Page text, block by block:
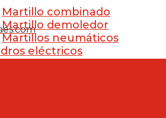
Martillo combinado
Martillo demoledor
Martillos neumáticos
eléctricos